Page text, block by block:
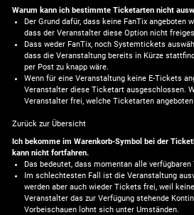
Warum kann ich bestimmte Ticketarten nicht
Der Grund dafür, dass keine FanTix angeboten
dass der Veranstalter diese Option nicht
Dass weder FanTix, noch Systemtickets
dass die Veranstaltung bereits in Kürze
per Post zu knapp wäre.
Wenn für eine Veranstaltung keine E-Tickets
Veranstalter diese Ticketart ausgeschlossen.
Veranstalter frei, welche Ticketarten angeboten
Zurück zur Übersicht
Ich bekomme im Warenkorb-Symbol bei der
kann nicht fortfahren.
Das bedeutet, dass momentan alle
Im schlechtesten Fall ist die Veranstaltung
werden aber auch wieder Tickets frei, weil
Veranstalter das zur Verfügung stehende
Vorbeischauen lohnt sich unter Umständen.